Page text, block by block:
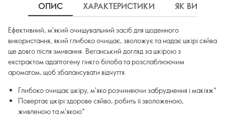
ОПИС ХАРАКТЕРИСТИКИ ЯК
Ефективний, м'який очищувальний засіб для щоденного
використання, який глибоко очищає, зволожує та надає шкірі сяйва
ще довго після змивання. Веганський догляд за шкірою з
екстрактом адаптогену гінкго білоба та розслаблюючим
ароматом, щоб збалансувати відчуття.
Глибоко очищає шкіру, м'яко розчиняючи забруднення і макіяж*
Повертає шкірі здорове сяйво, робить її зволоженою,
живленою та м'якою*